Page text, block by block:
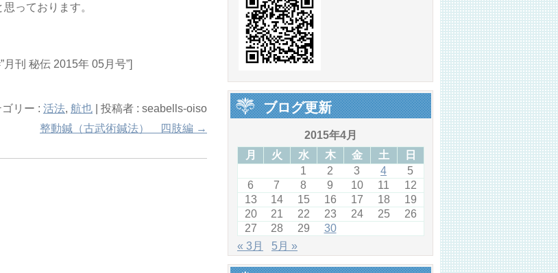
っております。
月刊 秘伝 2015年 05月号”]
ゴリー : 活法, 航也
投稿者 : seabells-oiso
整動鍼（古武術鍼法） 四肢編 →
ブログ更新
2015年4月
月
火 水 木 金 土
日
1
2 3 4
5
6
7 8 9 10 11
12
13
14 15 16 17 18
19
20
21 22 23 24 25
26
27
28 29
30
« 3月
5月 »